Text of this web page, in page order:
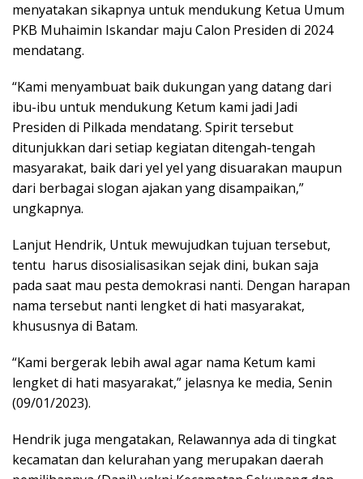
menyatakan sikapnya untuk mendukung Ketua Umum
PKB Muhaimin Iskandar maju Calon Presiden di 2024
mendatang.
“Kami menyambuat baik dukungan yang datang dari
ibu-ibu untuk mendukung Ketum kami jadi Jadi
Presiden di Pilkada mendatang. Spirit tersebut
ditunjukkan dari setiap kegiatan ditengah-tengah
masyarakat, baik dari yel yel yang disuarakan maupun
dari berbagai slogan ajakan yang disampaikan,”
ungkapnya.
Lanjut Hendrik, Untuk mewujudkan tujuan tersebut,
tentu harus disosialisasikan sejak dini, bukan saja
pada saat mau pesta demokrasi nanti. Dengan harapan
nama tersebut nanti lengket di hati masyarakat,
khususnya di Batam.
“Kami bergerak lebih awal agar nama Ketum kami
lengket di hati masyarakat,” jelasnya ke media, Senin
(09/01/2023).
Hendrik juga mengatakan, Relawannya ada di tingkat
kecamatan dan kelurahan yang merupakan daerah